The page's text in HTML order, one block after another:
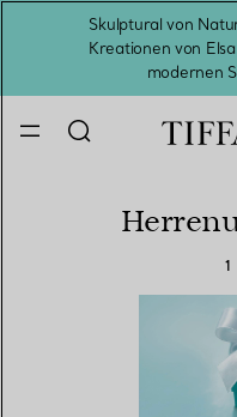
Skulptural von
Kreationen von
modernen
1